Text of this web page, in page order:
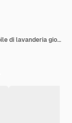
Pilo di vestiti sporchi icona piatta Doodle pile di lavanderia giorno simbolo minimo palo di abbigliamento arrugginito